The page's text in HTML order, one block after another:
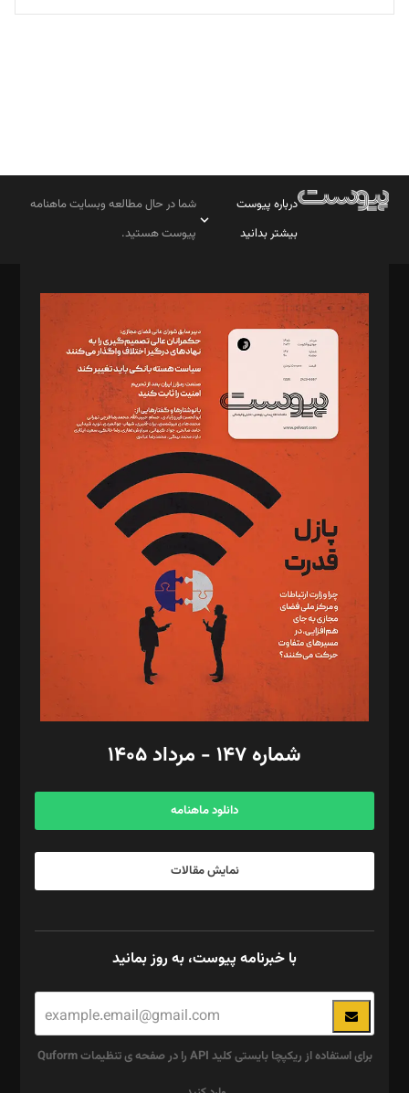
تحریریه
درباره پیوست
بیشتر بدانید
شما در حال مطالعه وبسایت ماهنامه
پیوست هستید.
مدیر مسئول: محمدباقر اثنی‌عشری
سردبیر: مهرک محمودی
دبیر تحریریه: میثم قاسمی
د‌بیر ناداستان: سمانه سمیع
د‌بیر خدمت و تجارت: ابوالفضل رجبی
د‌بیر حقوق فناوری: حسام‌الدین ایپکچی
د‌بیر پیوست جهان: مینا پاکدل
د‌بیر تحریریه آنلاین: بابک نقاش
تحریریه‌: مجتبی محمود‌ی، آرش برهمند، یسنا امان‌پور، سروش کرمیان،
مصطفی مسجدی آرانی، ابوالفضل رجبی، زهرا فکرانه، فائزه فتحی
رستمی،مصطفی باستان
ویرایش: نگار استاد‌‌آقا
طراح یونیفرم: مجید توکلی
فیلمبرداری و عکاسی: امیر شفیعی، مانی لطفی زاده
گرافیک و صفحه‌آرایی: سید‌سبحان‌علی ثابت
مد‌یر توسعه تجاری: کامبیز برید‌
امور مالی: شاپور رهبری، محمد‌ کاظمی‌نیا
آگهی و مشترکین: ۰۹۱۹۹۹۹۰۴۵۴
شماره ۱۴۷ - مرداد ۱۴۰۵
دانلود ماهنامه
نمایش مقالات
با خبرنامه پیوست، به روز بمانید
برای استفاده از ریکپچا بایستی کلید API را در صفحه ی تنظیمات Quform